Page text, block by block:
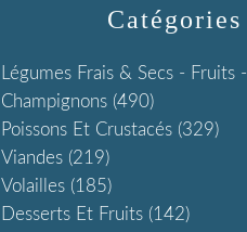
Catégories
Légumes Frais & Secs - Fruits -
Champignons (490)
Poissons Et Crustacés (329)
Viandes (219)
Volailles (185)
Desserts Et Fruits (142)